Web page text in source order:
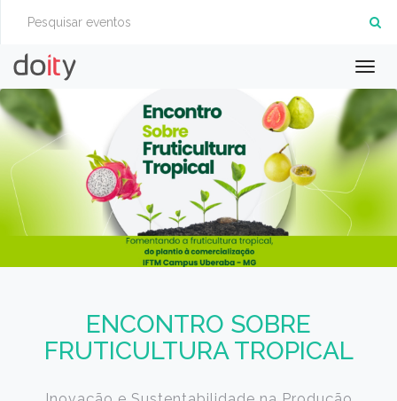
ENCONTRO SOBRE
FRUTICULTURA TROPICAL